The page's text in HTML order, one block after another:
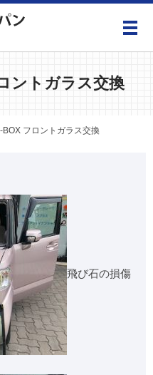
メ
ントガラス交換
BOX フロントガラス交換
飛び石の損傷